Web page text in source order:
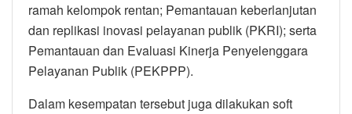
ramah kelompok rentan; Pemantauan keberlanjutan
dan replikasi inovasi pelayanan publik (PKRI); serta
Pemantauan dan Evaluasi Kinerja Penyelenggara
Pelayanan Publik (PEKPPP).
Dalam kesempatan tersebut juga dilakukan soft